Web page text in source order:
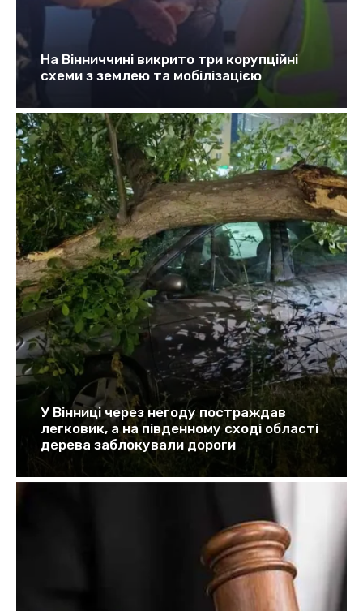
На Вінниччині викрито три корупційні
схеми з землею та мобілізацією
У Вінниці через негоду постраждав
легковик, а на південному сході області
дерева заблокували дороги